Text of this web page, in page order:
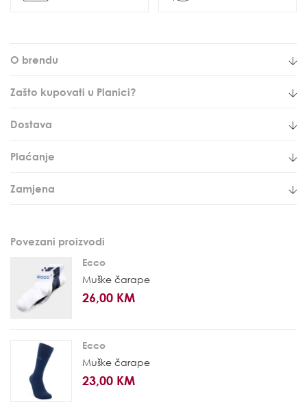
O brendu
Zašto kupovati u Planici?
Dostava
Plaćanje
Zamjena
Povezani proizvodi
Ecco
Muške čarape
26,00 KM
Ecco
Muške čarape
23,00 KM